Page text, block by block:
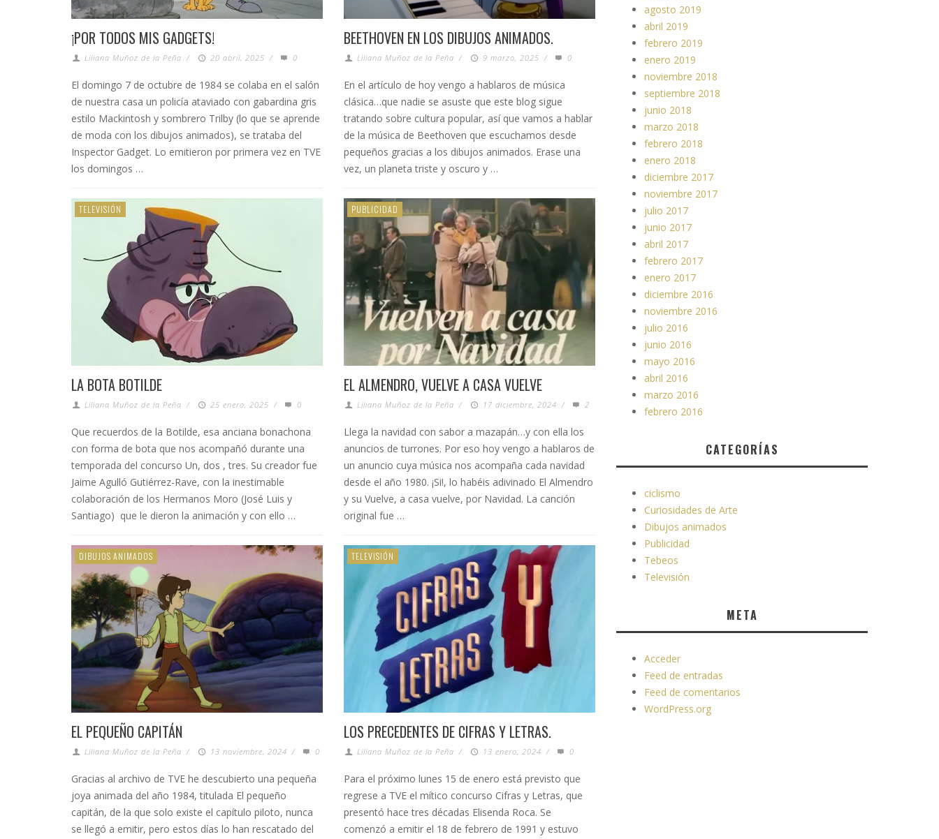
¡POR TODOS MIS GADGETS!
Liliana Muñoz de la Peña / 20 abril, 2025 / 0
El domingo 7 de octubre de 1984 se colaba en el salón
de nuestra casa un policía ataviado con gabardina gris
estilo Mackintosh y sombrero Trilby (lo que se aprende
de moda con los dibujos animados), se trataba del
Inspector Gadget. Lo emitieron por primera vez en TVE
los domingos …
BEETHOVEN EN LOS DIBUJOS ANIMADOS.
Liliana Muñoz de la Peña / 9 marzo, 2025 / 0
En el artículo de hoy vengo a hablaros de música
clásica…que nadie se asuste que este blog sigue
tratando sobre cultura popular, así que vamos a hablar
de la música de Beethoven que escuchamos desde
pequeños gracias a los dibujos animados. Erase una
vez, un planeta triste y oscuro y …
TELEVISIÓN
LA BOTA BOTILDE
Liliana Muñoz de la Peña / 25 enero, 2025 / 0
Que recuerdos de la Botilde, esa anciana bonachona
con forma de bota que nos acompañó durante una
temporada del concurso Un, dos , tres. Su creador fue
Jaime Agulló Gutiérrez-Rave, con la inestimable
colaboración de los Hermanos Moro (José Luis y
Santiago) que le dieron la animación y con ello …
PUBLICIDAD
EL ALMENDRO, VUELVE A CASA VUELVE
Liliana Muñoz de la Peña / 17 diciembre, 2024 / 2
Llega la navidad con sabor a mazapán…y con ella los
anuncios de turrones. Por eso hoy vengo a hablaros de
un anuncio cuya música nos acompaña cada navidad
desde el año 1980. ¡Si!, lo habéis adivinado El Almendro
y su Vuelve, a casa vuelve, por Navidad. La canción
original fue …
DIBUJOS ANIMADOS
EL PEQUEÑO CAPITÁN
Liliana Muñoz de la Peña / 13 noviembre, 2024 / 0
Gracias al archivo de TVE he descubierto una pequeña
joya animada del año 1984, titulada El pequeño
capitán, de la que solo existe el capítulo piloto, nunca
se llegó a emitir, pero estos días lo han rescatado del
TELEVISIÓN
LOS PRECEDENTES DE CIFRAS Y LETRAS.
Liliana Muñoz de la Peña / 13 enero, 2024 / 0
Para el próximo lunes 15 de enero está previsto que
regrese a TVE el mítico concurso Cifras y Letras, que
presentó hace tres décadas Elisenda Roca. Se
comenzó a emitir el 18 de febrero de 1991 y estuvo
agosto 2019
abril 2019
febrero 2019
enero 2019
noviembre 2018
septiembre 2018
junio 2018
marzo 2018
febrero 2018
enero 2018
diciembre 2017
noviembre 2017
julio 2017
junio 2017
abril 2017
febrero 2017
enero 2017
diciembre 2016
noviembre 2016
julio 2016
junio 2016
mayo 2016
abril 2016
marzo 2016
febrero 2016
CATEGORÍAS
ciclismo
Curiosidades de Arte
Dibujos animados
Publicidad
Tebeos
Televisión
META
Acceder
Feed de entradas
Feed de comentarios
WordPress.org